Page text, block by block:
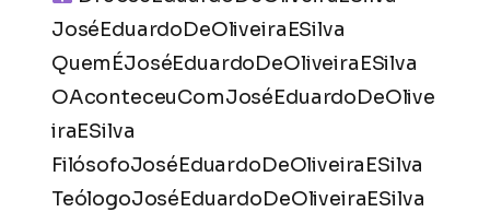
JoséEduardoDeOliveiraESilva
QuemÉJoséEduardoDeOliveiraESilva
OAconteceuComJoséEduardoDeOlive
iraESilva
FilósofoJoséEduardoDeOliveiraESilva
TeólogoJoséEduardoDeOliveiraESilva